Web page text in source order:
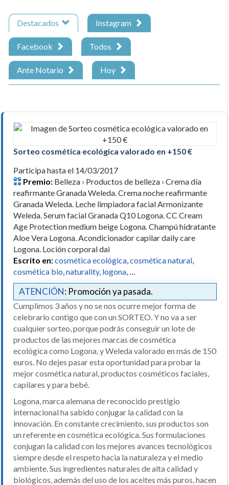
Destacados Instagram
Facebook Todos
Ante Notario Hoy
Sorteo cosmética ecológica valorado en +150 €
Participa hasta el 14/03/2017
Premio: Belleza › Productos de belleza › Crema día
reafirmante Granada Weleda. Crema noche reafirmante
Granada Weleda. Leche limpiadora facial Armonizante
Weleda. Serum facial Granada Q10 Logona. CC Cream
Age Protection medium beige Logona. Champú hidratante
Aloe Vera Logona. Acondicionador capilar daily care
Logona. Loción corporal dai
Escrito en:cosmética ecológica,cosmética natural,
cosmética bio,naturality, logona, …
ATENCIÓN: Promoción ya pasada.
Cumplimos 3 años y no se nos ocurre mejor forma de
celebrarlo contigo que con un SORTEO. Y no va a ser
cualquier sorteo, porque podrás conseguir un lote de
productos de las mejores marcas de cosmética
ecológica como Logona, y Weleda valorado en más de 150
euros. No dejes pasar esta oportunidad para probar la
mejor cosmética natural, productos cosméticos faciales,
capilares y para bebé.
Logona, marca alemana de reconocido prestigio
internacional ha sabido conjugar la calidad con la
innovación. En constante crecimiento, sus productos son
un referente en cosmética ecológica. Sus formulaciones
conjugan la calidad con los mejores avances tecnológicos
siempre desde el respeto hacia la naturaleza y el medio
ambiente. Sus ingredientes naturales de alta calidad y
biológicos, además del uso de los aceites más puros, hacen